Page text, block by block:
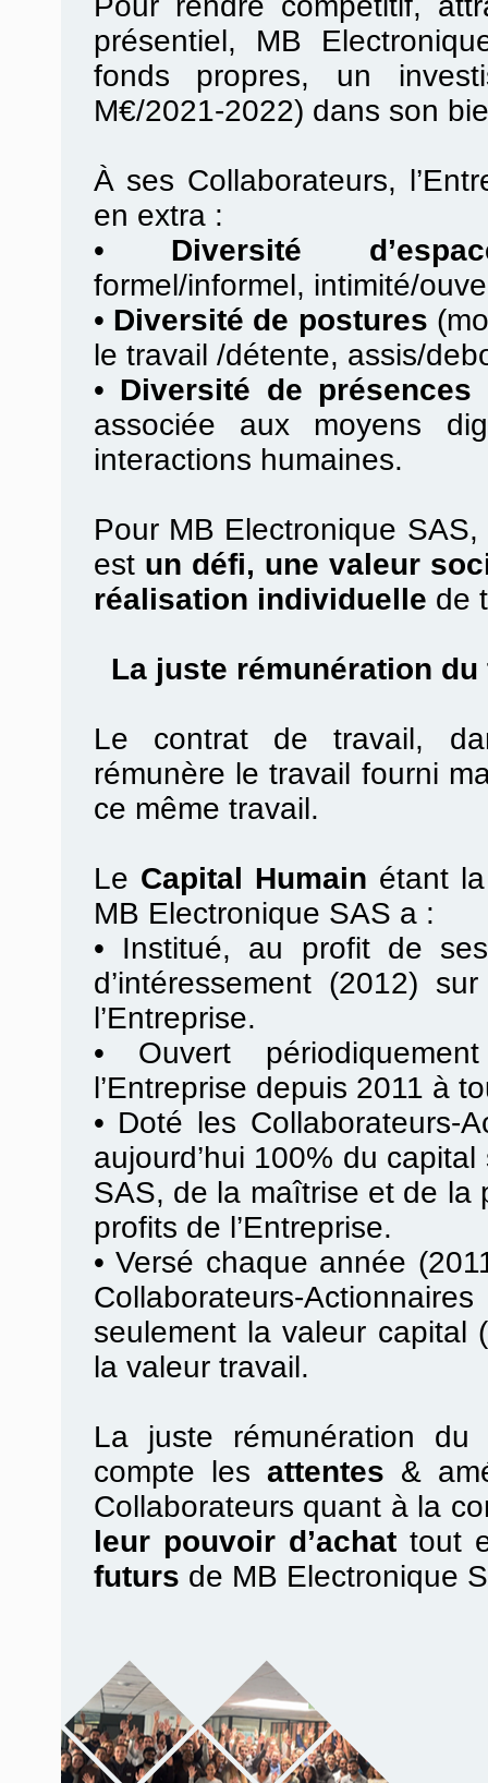
présentiel, MB
fonds propres, un
M€/2021-2022) dans son
À ses Collaborateurs,
en extra :
• Diversité
formel/informel, intimité/
• Diversité de postures
le travail /détente, assis/
• Diversité de
associée aux moyens
interactions humaines.
Pour MB Electronique
est un défi, une valeur
réalisation individuelle de
La juste rémunération
Le contrat de travail,
rémunère le travail fourni
ce même travail.
Le Capital Humain étant
MB Electronique SAS a :
• Institué, au profit de
d’intéressement (2012)
l’Entreprise.
• Ouvert
l’Entreprise depuis 2011 à
• Doté les Collaborateurs-
aujourd’hui 100% du
SAS, de la maîtrise et de la
profits de l’Entreprise.
• Versé chaque année
Collaborateurs-
seulement la valeur capital
la valeur travail.
La juste rémunération du
compte les attentes &
Collaborateurs quant à la
leur pouvoir d’achattout
futurs de MB Electronique